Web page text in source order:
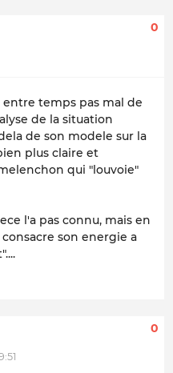
0
temps pas mal de
de la situation
de son modele sur la
plus claire et
qui "louvoie"
l'a pas connu, mais en
son energie a
0